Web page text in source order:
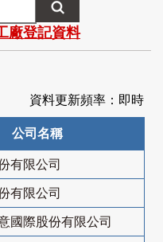
廠登記資料
資料更新頻率：即時
公司名稱
有限公司
有限公司
國際股份有限公司